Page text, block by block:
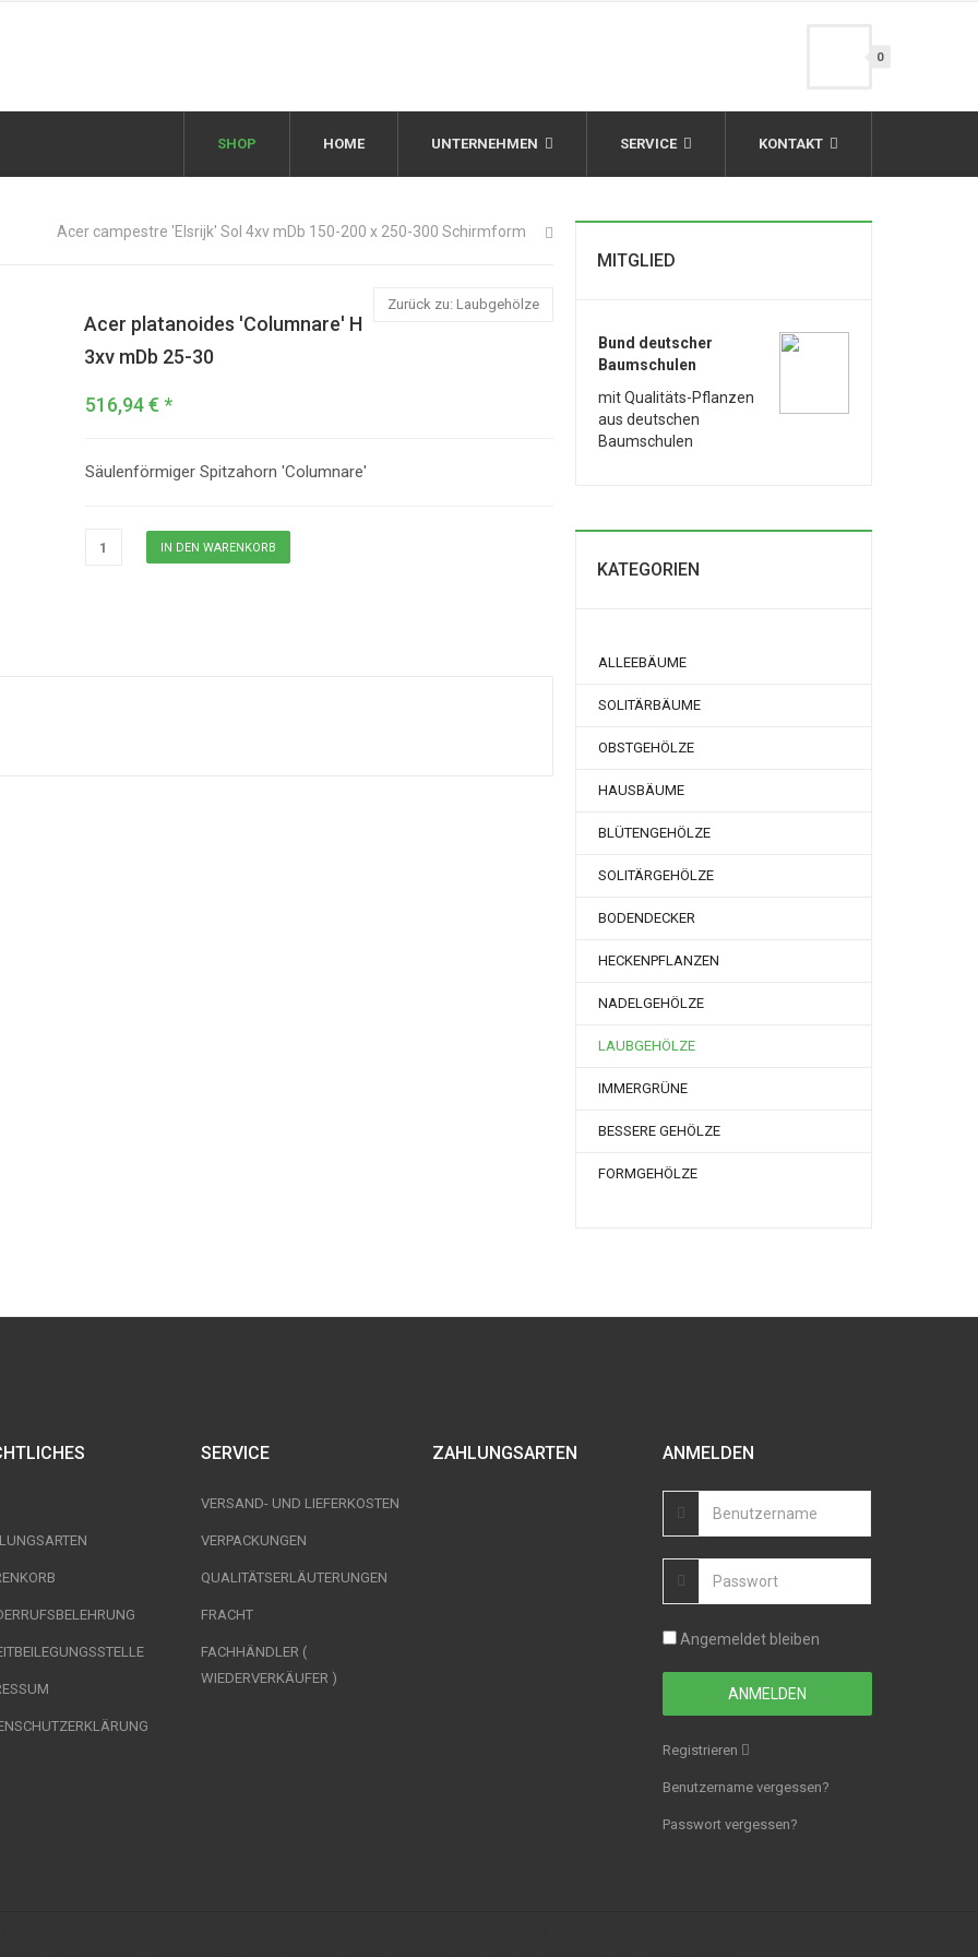
0
SHOP HOME UNTERNEHMEN SERVICE KONTAKT
Acer campestre 'Elsrijk' Sol 4xv mDb 150-200 x 250-300 Schirmform
Zurück zu: Laubgehölze
Acer platanoides 'Columnare' H
3xv mDb 25-30
516,94 € *
Säulenförmiger Spitzahorn 'Columnare'
MITGLIED
Bund deutscher
Baumschulen
mit Qualitäts-Pflanzen
aus deutschen
Baumschulen
KATEGORIEN
ALLEEBÄUME
SOLITÄRBÄUME
OBSTGEHÖLZE
HAUSBÄUME
BLÜTENGEHÖLZE
SOLITÄRGEHÖLZE
BODENDECKER
HECKENPFLANZEN
NADELGEHÖLZE
LAUBGEHÖLZE
IMMERGRÜNE
BESSERE GEHÖLZE
FORMGEHÖLZE
SERVICE
VERSAND- UND LIEFERKOSTEN
VERPACKUNGEN
QUALITÄTSERLÄUTERUNGEN
FRACHT
FACHHÄNDLER (
WIEDERVERKÄUFER )
ZAHLUNGSARTEN ANMELDEN
Angemeldet bleiben
Registrieren
Benutzername vergessen?
Passwort vergessen?